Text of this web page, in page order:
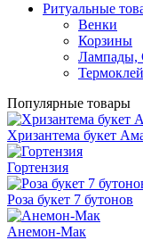
Ритуальные
Венки
Корзины
Лампады,
Термоклей
Популярные товары
Хризантема букет
Гортензия
Роза букет 7 бутонов
Анемон-Мак